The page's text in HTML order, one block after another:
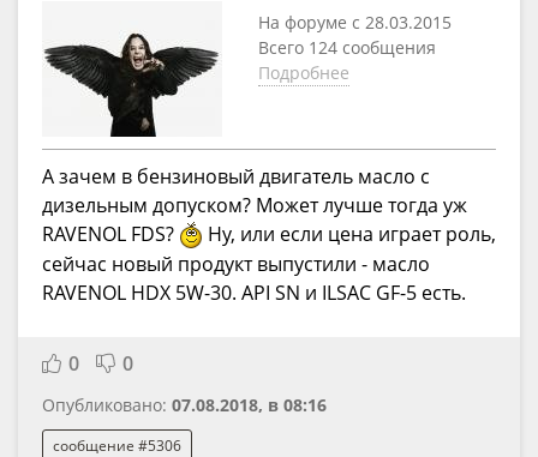
На форуме с 28.03.2015
Всего 124 сообщения
Подробнее
А зачем в бензиновый двигатель масло с
дизельным допуском? Может лучше тогда уж
RAVENOL FDS?
Ну, или если цена играет роль,
сейчас новый продукт выпустили - масло
RAVENOL HDX 5W-30. API SN и ILSAC GF-5 есть.
0 0
Опубликовано: 07.08.2018, в 08:16
сообщение #5306